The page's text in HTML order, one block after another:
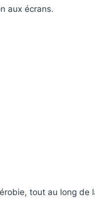
aux écrans.
tout au long de